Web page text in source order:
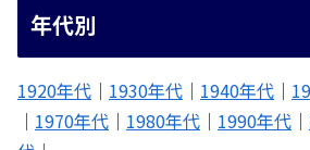
年代別
1920年代 ｜ 1930年代 ｜ 1940年代 ｜
｜ 1970年代 ｜ 1980年代 ｜ 1990年代 ｜